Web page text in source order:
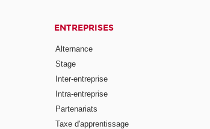
ENTREPRISES
Alternance
Stage
Inter-entreprise
Intra-entreprise
Partenariats
Taxe d'apprentissage